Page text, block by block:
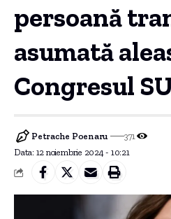
persoană
asumată
Congresul
Data: 12 noiembrie 2024 - 10:21
Petrache Poenaru 371